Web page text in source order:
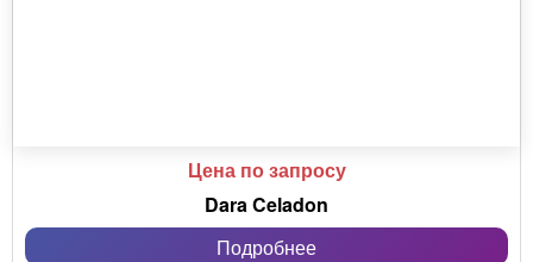
Цена по запросу
Dara Celadon
Подробнее